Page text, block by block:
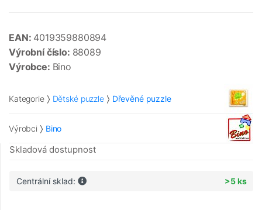
EAN: 4019359880894
Výrobní číslo: 88089
Výrobce: Bino
Kategorie Dětské puzzle Dřevěné puzzle
Výrobci Bino
Skladová dostupnost
Centrální sklad: >5 ks